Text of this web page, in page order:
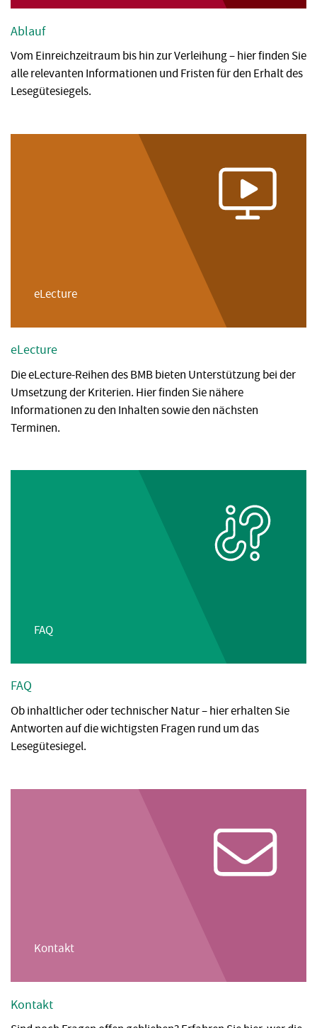
Ablauf
Vom Einreichzeitraum bis hin zur Verleihung – hier finden Sie
alle relevanten Informationen und Fristen für den Erhalt des
Lesegütesiegels.
eLecture
eLecture
Die eLecture-Reihen des BMB bieten Unterstützung bei der
Umsetzung der Kriterien. Hier finden Sie nähere
Informationen zu den Inhalten sowie den nächsten
Terminen.
FAQ
FAQ
Ob inhaltlicher oder technischer Natur – hier erhalten Sie
Antworten auf die wichtigsten Fragen rund um das
Lesegütesiegel.
Kontakt
Kontakt